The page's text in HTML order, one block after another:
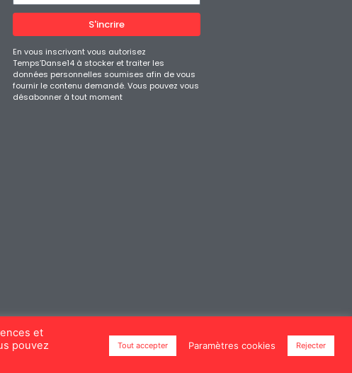
S'incrire
En vous inscrivant vous autorisez
Temps’Danse14 à stocker et traiter les
données personnelles soumises afin de vous
fournir le contenu demandé. Vous pouvez vous
désabonner à tout moment
et
pouvez
Tout accepter Paramètres cookies Rejecter